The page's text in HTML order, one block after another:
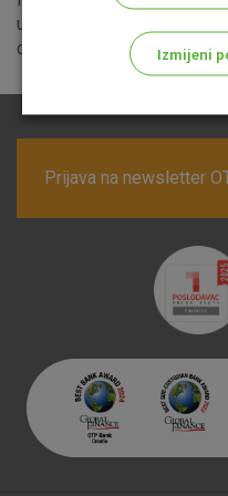
upisnine i članarine. Za
dovoljno je predočiti
Prijava na newsletter
Izmijeni
Marketinški kolačići
Prihvaćam
Nužni (tehnički)